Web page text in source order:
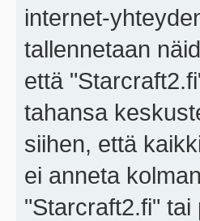
internet-
tallennetaan
että
tahansa
siihen, että
ei anneta
"Starcraft2.fi"